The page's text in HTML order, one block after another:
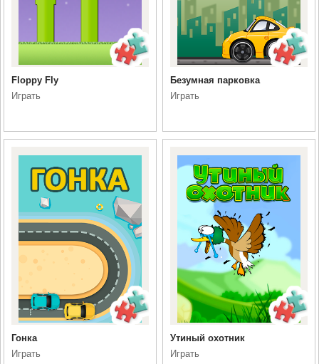
Floppy Fly
Играть
Безумная парковка
Играть
Гонка
Играть
Утиный охотник
Играть